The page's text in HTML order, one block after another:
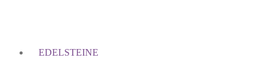
EDELSTEINE